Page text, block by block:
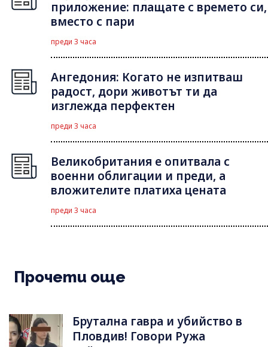
приложение: плащате с времето си,
вместо с пари
преди 3 часа
Ангедония: Когато не изпитваш
радост, дори животът ти да
изглежда перфектен
преди 3 часа
Великобритания е опитвала с
военни облигации и преди, а
вложителите платиха цената
преди 3 часа
Прочети още
Брутална гавра и убийство в
Пловдив! Говори Ружа